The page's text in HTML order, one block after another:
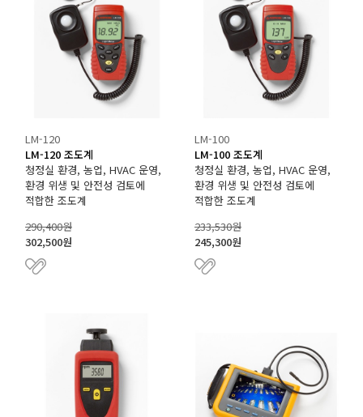
LM-120
LM-120 조도계
청정실 환경, 농업, HVAC 운영,
환경 위생 및 안전성 검토에
적합한 조도계
290,400원
302,500원
LM-100
LM-100 조도계
청정실 환경, 농업, HVAC 운영,
환경 위생 및 안전성 검토에
적합한 조도계
233,530원
245,300원